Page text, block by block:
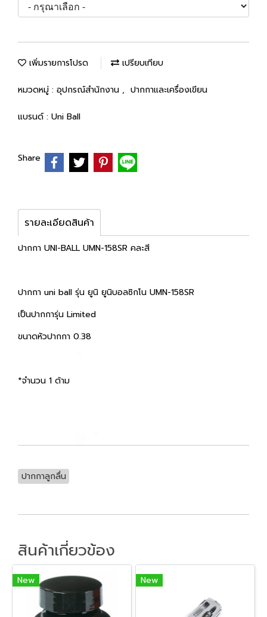
เพิ่มรายการโปรด เปรียบเทียบ
หมวดหมู่ : อุปกรณ์สำนักงาน , ปากกาและเครื่องเขียน
แบรนด์ : Uni Ball
Share
รายละเอียดสินค้า
ปากกา UNI-BALL UMN-158SR คละสี
ปากกา uni ball รุ่น ยูนิ ยูนิบอลซิกโน UMN-158SR
เป็นปากการุ่น Limited
ขนาดหัวปากกา 0.38
*จำนวน 1 ด้าม
ปากกาลูกลื่น
สินค้าเกี่ยวข้อง
New New